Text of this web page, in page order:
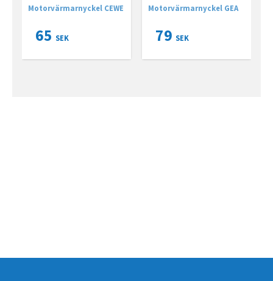
Motorvärmarnyckel CEWE
65 SEK
Motorvärmarnyckel GEA
79 SEK